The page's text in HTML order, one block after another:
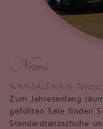
News
%%%SALE%%%
Zum Jahresanfang
gefüllten Sale finden
Standardtanzschuhe